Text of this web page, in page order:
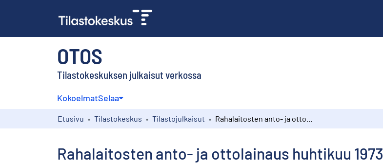
OTOS
Tilastokeskuksen julkaisut verkossa
KokoelmatSelaa
Etusivu Tilastokeskus Tilastojulkaisut
Rahalaitosten anto- ja ottolainaus huhtikuu 1973